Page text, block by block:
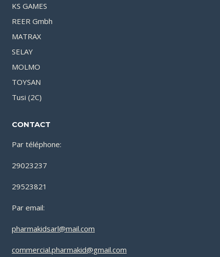
KS GAMES
REER Gmbh
MATRAX
SELAY
MOLMO
TOYSAN
Tusi (2C)
CONTACT
Par téléphone:
29023237
29523821
Par email:
pharmakidsarl@mail.com
commercial.pharmakid@gmail.com